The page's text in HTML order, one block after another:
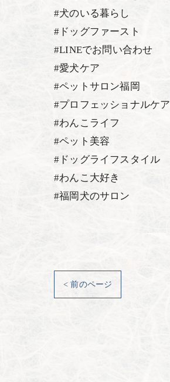
#犬のいる暮らし
#ドッグファースト
#LINEでお問い合わせ
#愛犬ケア
#ペットサロン福岡
#プロフェッショナルケア
#わんこライフ
#ペット美容
#ドッグライフスタイル
#わんこ大好き
#福岡犬のサロン
< 前のページ